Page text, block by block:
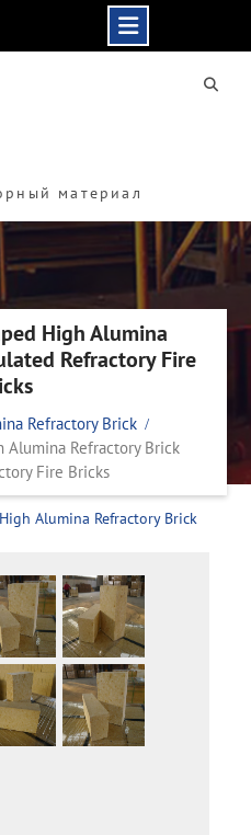
материал
High Alumina
Refractory Fire
Refractory Brick
Alumina Refractory Brick
Fire Bricks
High Alumina Refractory Brick